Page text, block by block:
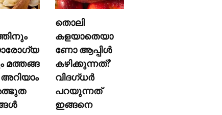
മത്തങ്ങ
തൊലി
കളയാതെയാ
ണോ ആപ്പിള്‍
കഴിക്കുന്നത്?
വിദഗ്ധര്‍
പറയുന്നത്
ഇങ്ങനെ